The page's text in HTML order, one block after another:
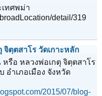
ทศพม่า
detail/319
จิตฺตสาโร วัดเกาะหลัก
รือ หลวงพ่อเกตุ จิตฺตสาโร
อำเภอเมือง จังหวัด
2015/07/blog-